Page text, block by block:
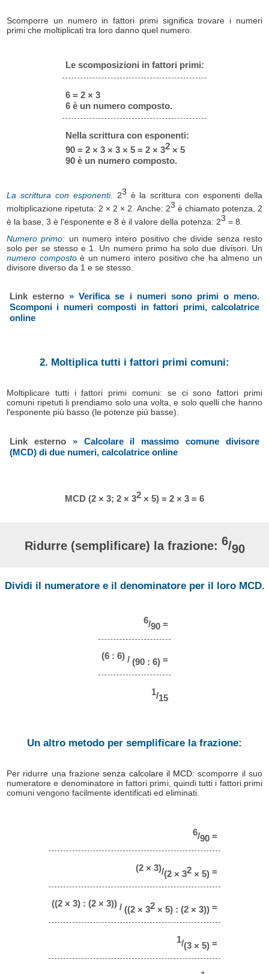
Scomporre un numero in fattori primi significa trovare i numeri
primi che moltiplicati tra loro danno quel numero.
Le scomposizioni in fattori primi:
6 = 2 × 3
6 è un numero composto.
Nella scrittura con esponenti:
90 = 2 × 3 × 3 × 5 = 2 × 32× 5
90 è un numero composto.
La scrittura con esponenti. 23 è la scrittura con esponenti della
moltiplicazione ripetuta: 2 × 2 × 2. Anche: 23 è chiamato potenza, 2
è la base, 3 è l'esponente e 8 è il valore della potenza: 23 = 8.
Numero primo: un numero intero positivo che divide senza resto
solo per se stesso e 1. Un numero primo ha solo due divisori. Un
numero compostoè un numero intero positivo che ha almeno un
divisore diverso da 1 e se stesso.
Link esterno» Verifica se i numeri sono primi o meno.
Scomponi i numeri composti in fattori primi, calcolatrice
online
2. Moltiplica tutti i fattori primi comuni:
Moltiplicare tutti i fattori primi comuni: se ci sono fattori primi
comuni ripetuti li prendiamo solo una volta, e solo quelli che hanno
l'esponente più basso (le potenze più basse).
Link esterno » Calcolare il massimo comune divisore
(MCD) di due numeri, calcolatrice online
MCD (2 × 3; 2 × 32 × 5) = 2 × 3 = 6
Ridurre (semplificare) la frazione: 6/90
Dividi il numeratore e il denominatore per il loro MCD.
6/90=
(6 : 6)/ (90 : 6)=
1/15
Un altro metodo per semplificare la frazione:
Per ridurre una frazionesenza calcolare il MCD: scomporre il suo
numeratore e denominatore in fattori primi, quindi tutti i fattori primi
comuni vengono facilmente identificati ed eliminati.
6/90 =
(2 × 3)/(2 × 32 × 5) =
((2 × 3) : (2 × 3)) / ((2 × 32 × 5) : (2 × 3)) =
1/(3 × 5) =